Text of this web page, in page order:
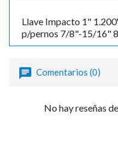
Llave Impacto 1"
p/pernos 7/8"-15/16"
Comentarios (0)
No hay reseñas